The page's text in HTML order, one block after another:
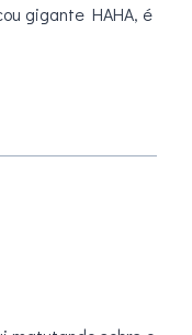
gigante HAHA, é